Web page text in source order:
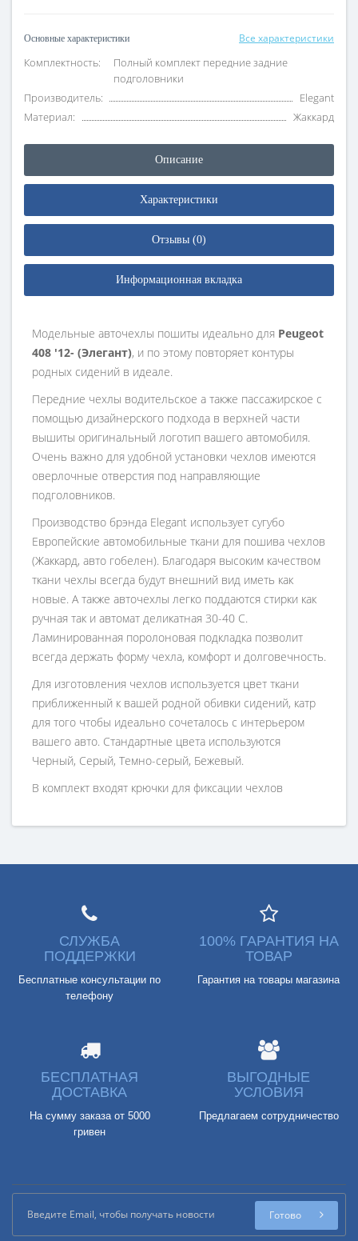
Основные характеристики Все характеристики
Комплектность:
Полный комплект передние задние
подголовники
Производитель:
Elegant
Материал:
Жаккард
Описание
Характеристики
Отзывы (0)
Информационная вкладка
Модельные авточехлы пошиты идеально для Peugeot
408 '12- (Элегант), и по этому повторяет контуры
родных сидений в идеале.
Передние чехлы водительское а также пассажирское с
помощью дизайнерского подхода в верхней части
вышиты оригинальный логотип вашего автомобиля.
Очень важно для удобной установки чехлов имеются
оверлочные отверстия под направляющие
подголовников.
Производство брэнда Elegant использует сугубо
Европейские автомобильные ткани для пошива чехлов
(Жаккард, авто гобелен). Благодаря высоким качеством
ткани чехлы всегда будут внешний вид иметь как
новые. А также авточехлы легко поддаются стирки как
ручная так и автомат деликатная 30-40 С.
Ламинированная поролоновая подкладка позволит
всегда держать форму чехла, комфорт и долговечность.
Для изготовления чехлов используется цвет ткани
приближенный к вашей родной обивки сидений, катр
для того чтобы идеально сочеталось с интерьером
вашего авто. Стандартные цвета используются
Черный, Серый, Темно-серый, Бежевый.
В комплект входят крючки для фиксации чехлов
СЛУЖБА
ПОДДЕРЖКИ
Бесплатные консультации по
телефону
100% ГАРАНТИЯ НА
ТОВАР
Гарантия на товары магазина
БЕСПЛАТНАЯ
ДОСТАВКА
На сумму заказа от 5000
гривен
ВЫГОДНЫЕ
УСЛОВИЯ
Предлагаем сотрудничество
Готово